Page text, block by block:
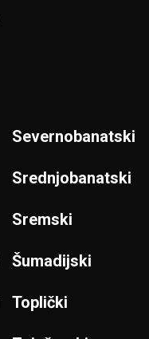
Severnobanatski
Srednjobanatski
Sremski
Šumadijski
Toplički